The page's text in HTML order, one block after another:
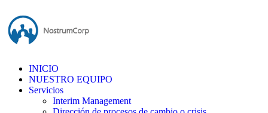
INICIO
NUESTRO EQUIPO
Servicios
Interim Management